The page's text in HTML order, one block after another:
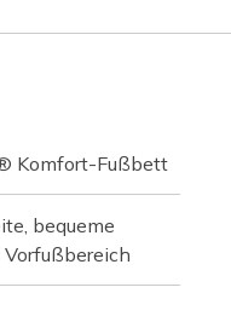
Komfort-Fußbett
bequeme